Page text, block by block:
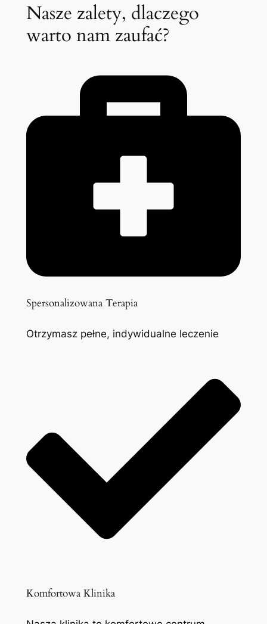
Nasze zalety, dlaczego
warto nam zaufać?
Spersonalizowana Terapia
Otrzymasz pełne, indywidualne leczenie
Komfortowa Klinika